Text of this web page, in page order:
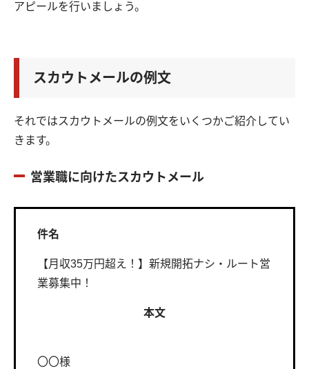
アピールを行いましょう。
スカウトメールの例文
それではスカウトメールの例文をいくつかご紹介してい
きます。
営業職に向けたスカウトメール
件名
【月収35万円超え！】新規開拓ナシ・ルート営
業募集中！
本文
〇〇様